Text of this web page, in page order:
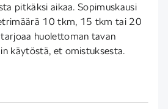
pitkäksi aikaa. Sopimuskausi
10 tkm, 15 tkm tai 20
huolettoman tavan
käytöstä, et omistuksesta.